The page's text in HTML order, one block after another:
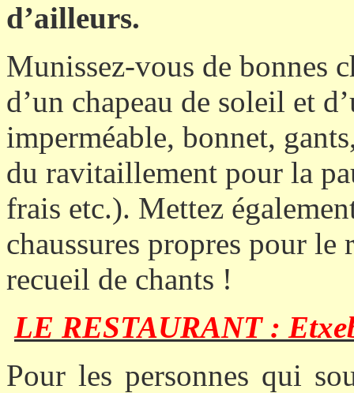
d’ailleurs.
Munissez-vous de bonnes
d’un chapeau de soleil et
imperméable, bonnet,
du ravitaillement pour la
frais etc.). Mettez
chaussures propres pour le
recueil de chants !
LE RESTAURANT :
Pour les personnes qui